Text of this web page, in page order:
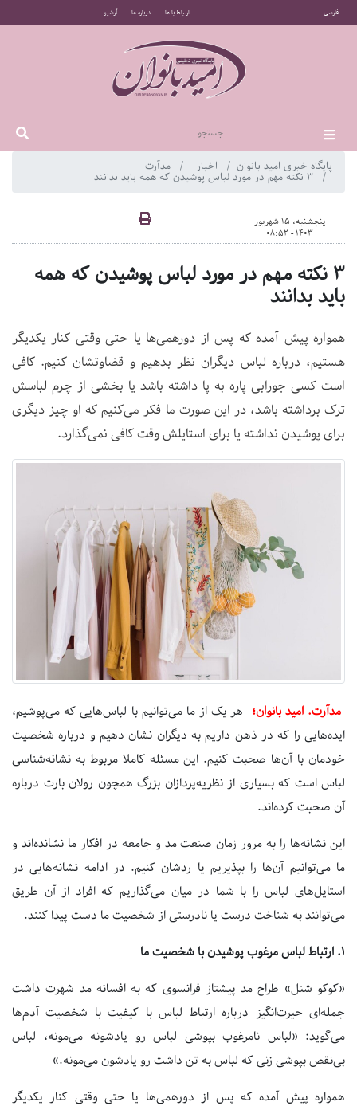
فارسی ارتباط با ما درباره ما آرشیو
پایگاه خبری امید بانوان اخبار مدآرت
پنجشنبه، 15 شهریور
1403 - 08:52
۳ نکته مهم در مورد لباس پوشیدن که همه
باید بدانند
همواره پیش آمده که پس از دورهمی‌ها یا حتی وقتی کنار یکدیگر
هستیم، درباره لباس دیگران نظر بدهیم و قضاوتشان کنیم. کافی
است کسی جورابی پاره به پا داشته باشد یا بخشی از چرم لباسش
ترک برداشته باشد، در این صورت ما فکر می‌کنیم که او چیز دیگری
برای پوشیدن نداشته یا برای استایلش وقت کافی نمی‌گذارد.
مدآرت. امید بانوان؛ هر یک از ما می‌توانیم با لباس‌هایی که می‌پوشیم،
ایده‌هایی را که در ذهن داریم به دیگران نشان دهیم و درباره شخصیت
خودمان با آن‌ها صحبت کنیم. این مسئله کاملا مربوط به نشانه‌شناسی
لباس است که بسیاری از نظریه‌پردازان بزرگ همچون رولان بارت درباره
آن صحبت کرده‌اند.
این نشانه‌ها را به مرور زمان صنعت مد و جامعه در افکار ما نشانده‌اند و
ما می‌توانیم آن‌ها را بپذیریم یا ردشان کنیم. در ادامه نشانه‌هایی در
استایل‌های لباس را با شما در میان می‌گذاریم که افراد از آن طریق
می‌توانند به شناخت درست یا نادرستی از شخصیت ما دست پیدا کنند.
۱. ارتباط لباس مرغوب پوشیدن با شخصیت ما
«کوکو شنل» طراح مد پیشتاز فرانسوی که به افسانه مد شهرت داشت
جمله‌ای حیرت‌انگیز درباره ارتباط لباس با کیفیت با شخصیت آدم‌ها
می‌گوید: «لباس نامرغوب بپوشی لباس رو یادشونه می‌مونه، لباس
بی‌نقص بپوشی زنی که لباس به تن داشت رو یادشون می‌مونه.»
همواره پیش آمده که پس از دورهمی‌ها یا حتی وقتی کنار یکدیگر